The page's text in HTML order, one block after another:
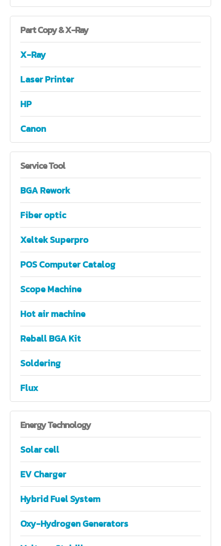
PartCopy & X-Ray
X-Ray
Laser Printer
HP
Canon
ServiceTool
BGA Rework
Fiber optic
Xeltek Superpro
POS Computer Catalog
Scope Machine
Hot air machine
Reball BGA Kit
Soldering
Flux
EnergyTechnology
Solar cell
EV Charger
Hybrid Fuel System
Oxy-Hydrogen Generators